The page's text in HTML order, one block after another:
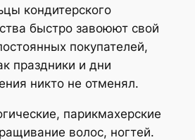
кондитерского
быстро завоюют свой
покупателей,
праздники и дни
никто не отменял.
парикмахерские
волос, ногтей.